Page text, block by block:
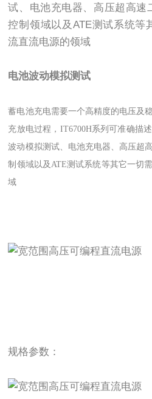
试、电池充电器、高压超高速
控制领域以及ATE测试系统等
流直流电源的领域
电池波动模拟测试
蓄电池充电需要一个高精度的电压及
充放电过程，IT6700H系列可准确描
波动模拟测试、电池充电器、高压超
制领域以及ATE测试系统等其它一切
域
规格参数：